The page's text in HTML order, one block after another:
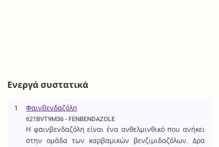
Ενεργά συστατικά
1 Φαινβενδαζόλη
621BVT9M36 - FENBENDAZOLE
Η φαινβενδαζόλη είναι ένα ανθελμινθικό που ανήκει
στην ομάδα των καρβαμικών βενζιμιδαζόλων. Δρα